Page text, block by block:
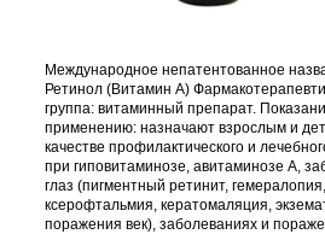
Международное непатентованное
Ретинол (Витамин А)
группа: витаминный препарат.
применению: назначают взрослым и
качестве профилактического и
при гиповитаминозе, авитаминозе А,
глаз (пигментный ретинит, гемералопия,
ксерофтальмия, кератомаляция,
поражения век), заболеваниях и